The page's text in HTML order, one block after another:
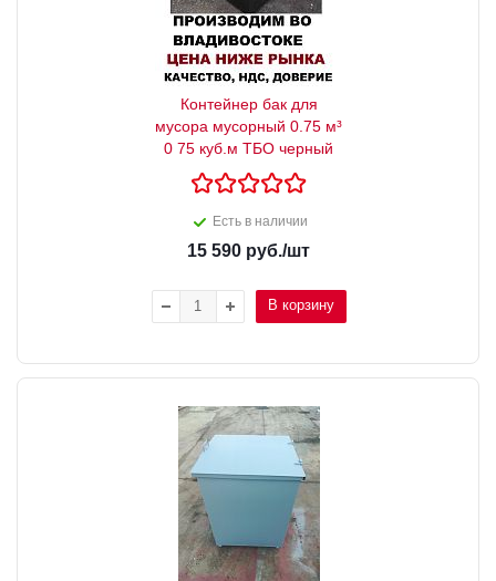
Контейнер бак для
мусора мусорный 0.75 м³
0 75 куб.м ТБО черный
Есть в наличии
15 590 руб./шт
В корзину